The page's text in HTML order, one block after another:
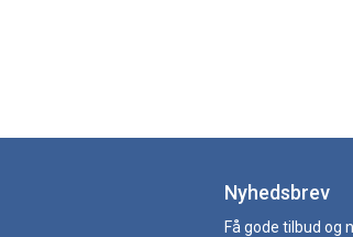
Nyhedsbrev
Få gode tilbud og